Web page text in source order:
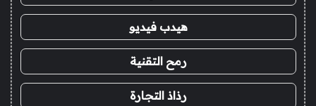
هيدب فيديو
رمح التقنية
رذاذ التجارة